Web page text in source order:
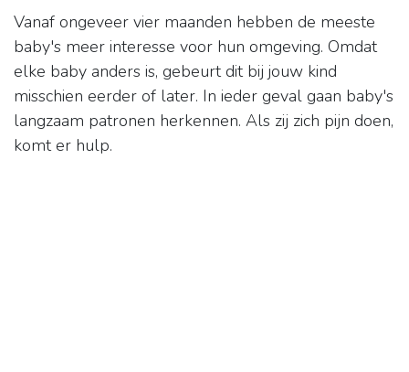
Vanaf ongeveer vier maanden hebben de meeste
baby's meer interesse voor hun omgeving. Omdat
elke baby anders is, gebeurt dit bij jouw kind
misschien eerder of later. In ieder geval gaan baby's
langzaam patronen herkennen. Als zij zich pijn doen,
komt er hulp.